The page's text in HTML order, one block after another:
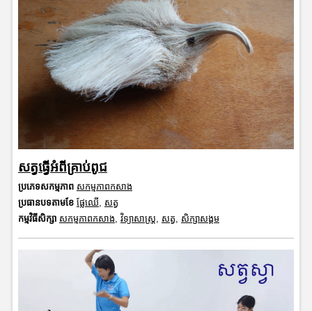
សត្វធ្វើអំពីគ្រាប់ពូជ
ប្រភេទសកម្មភាព សកម្មភាពកសាង
ប្រធានបទតាមខែ ផ្លែឈើ
សត្វ
កម្មវិធីសិក្សា សកម្មភាពកសាង វិទ្យាសាស្រ្ត សត្វ សិក្សាសង្គម